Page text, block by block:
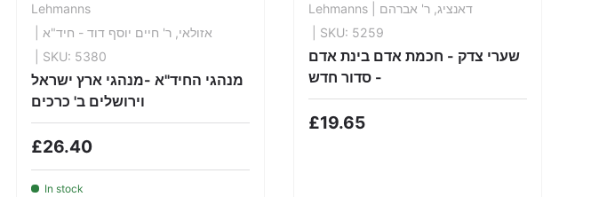
Lehmanns
| אזולאי, ר' חיים יוסף דוד - חיד"א
| SKU: 5380
מנהגי החיד"א -מנהגי ארץ ישראל
וירושלים ב' כרכים
£26.40
In stock
Lehmanns
| דאנציג, ר' אברהם
| SKU: 5259
שערי צדק - חכמת אדם בינת אדם
- סדור חדש
£19.65